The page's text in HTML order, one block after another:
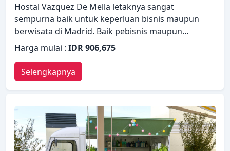
Hostal Vazquez De Mella letaknya sangat
sempurna baik untuk keperluan bisnis maupun
berwisata di Madrid. Baik pebisnis maupun
wisatawan, keduanya dapat menikmati fasilitas dan
layanan hotel. WiFi gratis di semua kamar, layanan
kebersihan harian, layanan taksi, layanan tiket,
resepsionis 24 jam hanyalah beberapa dari
berbagai fasilitas yang ditawarkan. Semua kamar
dirancang dan didekorasi untuk membuat tamu
merasa seperti di rumah dan beberapa kamar
dilengkapi dengan televisi layar datar, akses
internet WiFi (gratis), kamar bebas asap rokok, AC,
Harga mulai : IDR 906,675
Selengkapnya